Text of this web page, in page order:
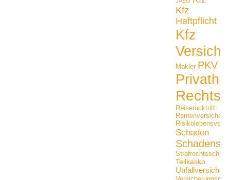
Kfz
Haftpflicht
Kfz
Makler PKV
Reiserücktritt
Schaden
Strafrechtsschutz
Teilkasko